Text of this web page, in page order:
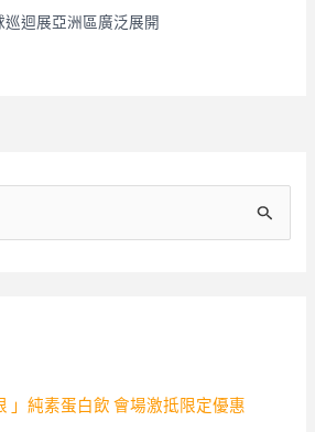
迴展亞洲區廣泛展開
」純素蛋白飲 會場激抵限定優惠